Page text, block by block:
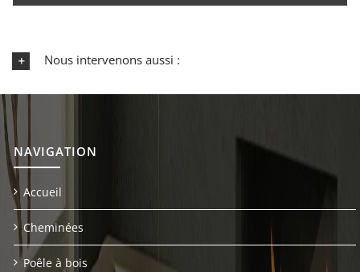
Nous intervenons aussi :
NAVIGATION
Accueil
Cheminées
Poêle à bois